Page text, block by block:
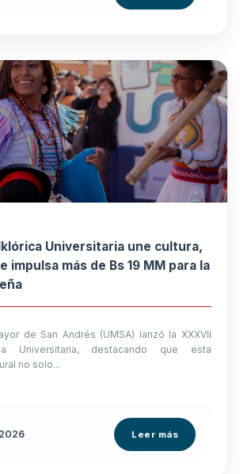
Universitaria une cultura,
impulsa más de Bs 19 MM para la
de San Andrés (UMSA) lanzó la XXXVII
Universitaria, destacando que esta
no solo...
Leer más